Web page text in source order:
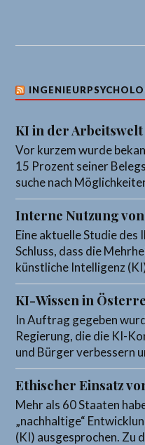
KI in der Arbeitswelt
Vor kurzem wurde
15 Prozent seiner
suche nach
Interne Nutzung
Eine aktuelle Studie des
Schluss, dass die
künstliche Intelligenz
KI-Wissen in
In Auftrag gegeben
Regierung, die die KI-
und Bürger verbessern
Ethischer Einsatz
Mehr als 60 Staaten
„nachhaltige“
(KI) ausgesprochen. Zu